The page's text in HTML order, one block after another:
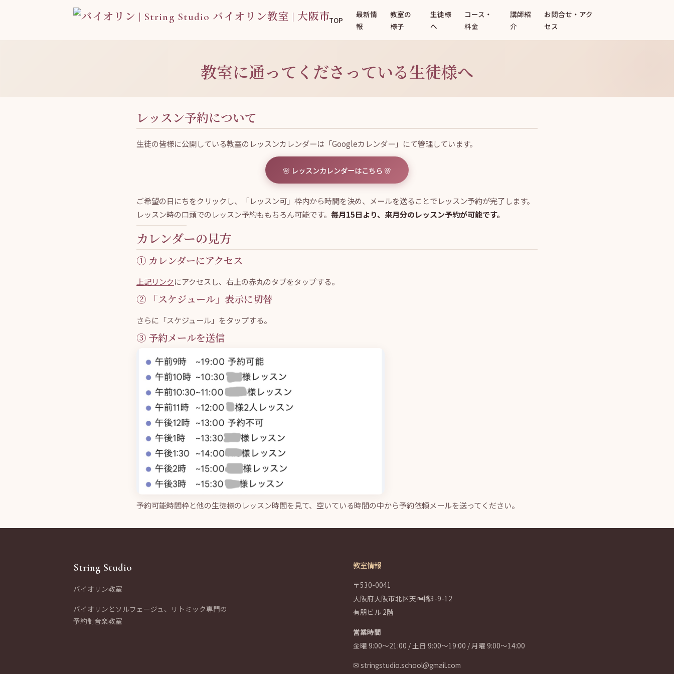
TOP
最新情
報
教室の
様子
生徒様
へ
コース・
料金
講師紹
介
お問合せ・アク
セス
教室に通ってくださっている生徒様へ
レッスン予約について
生徒の皆様に公開している教室のレッスンカレンダーは「Googleカレンダー」にて管理しています。
🌸 レッスンカレンダーはこちら 🌸
ご希望の日にちをクリックし、「レッスン可」枠内から時間を決め、メールを送ることでレッスン予約が完了します。
レッスン時の口頭でのレッスン予約ももちろん可能です。 毎月15日より、来月分のレッスン予約が可能です。
カレンダーの見方
① カレンダーにアクセス
上記リンクにアクセスし、右上の赤丸のタブをタップする。
② 「スケジュール」表示に切替
さらに「スケジュール」をタップする。
③ 予約メールを送信
予約可能時間枠と他の生徒様のレッスン時間を見て、空いている時間の中から予約依頼メールを送ってください。
String Studio
バイオリン教室
バイオリンとソルフェージュ、リトミック専門の
予約制音楽教室
教室情報
〒530-0041
大阪府大阪市北区天神橋3-9-12
有朋ビル 2階
営業時間
金曜 9:00〜21:00 / 土日 9:00〜19:00 / 月曜 9:00〜14:00
✉ stringstudio.school@gmail.com